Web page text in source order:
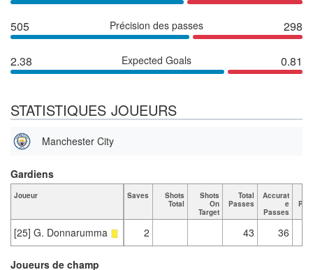
505 Précision des passes 298
2.38 Expected Goals 0.81
STATISTIQUES JOUEURS
Manchester City
Joueur Saves
Shots
Total
Shots
On
Target
Total
Passes
Accurat
e
Passes
[25] G. Donnarumma 2 43 36
Gardiens
Joueurs de champ